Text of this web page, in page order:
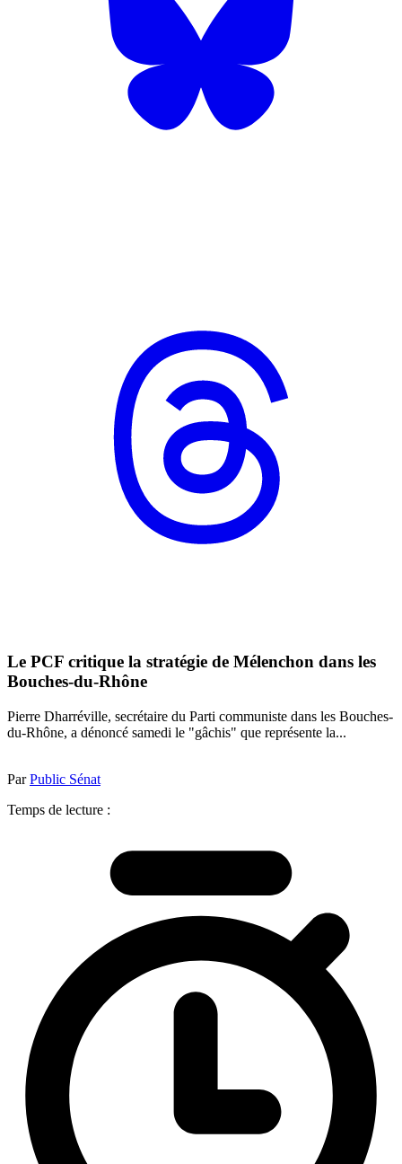
Le PCF critique la stratégie de Mélenchon dans les
Bouches-du-Rhône
Pierre Dharréville, secrétaire du Parti communiste dans les Bouches-
du-Rhône, a dénoncé samedi le "gâchis" que représente la...
ParPublic Sénat
Temps de lecture :